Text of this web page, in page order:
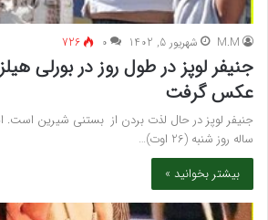
M.M شهریور 5, 1402 ۰ 726
جنیفر لوپز در طول روز در بورلی
عکس گرفت
ساله روز شنبه (26 اوت)…
بیشتر بخوانید »